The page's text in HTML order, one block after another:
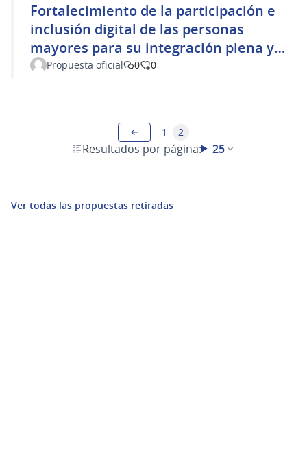
Fortalecimiento de la participación e
inclusión digital de las personas
mayores para su integración plena y
efectiva en la sociedad.
Propuesta oficial 0 0
Resultados por página: 25
1 2
Ver todas las propuestas retiradas